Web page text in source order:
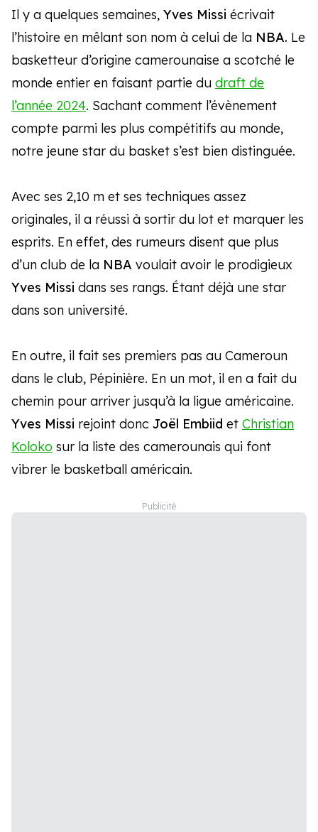
Il y a quelques semaines, Yves Missi écrivait
l’histoire en mêlant son nom à celui de la NBA. Le
basketteur d’origine camerounaise a scotché le
monde entier en faisant partie du draft de
l’année 2024. Sachant comment l’évènement
compte parmi les plus compétitifs au monde,
notre jeune star du basket s’est bien distinguée.
Avec ses 2,10 m et ses techniques assez
originales, il a réussi à sortir du lot et marquer les
esprits. En effet, des rumeurs disent que plus
d’un club de la NBA voulait avoir le prodigieux
Yves Missi dans ses rangs. Étant déjà une star
dans son université.
En outre, il fait ses premiers pas au Cameroun
dans le club, Pépinière. En un mot, il en a fait du
chemin pour arriver jusqu’à la ligue américaine.
Yves Missi rejoint donc Joël Embiid et Christian
Koloko sur la liste des camerounais qui font
vibrer le basketball américain.